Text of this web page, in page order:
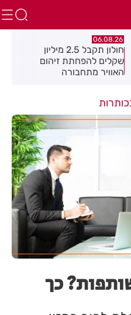
06.08.26
חולון תקבל 2.5 מיליון
שקלים להפחתת זיהום
האוויר מתחבורה
כך